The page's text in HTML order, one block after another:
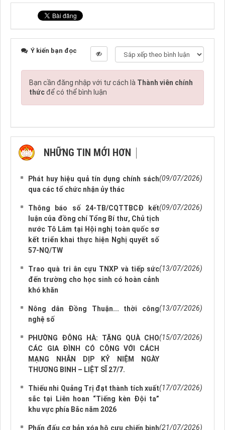
Ý kiến bạn đọc
Bạn cần đăng nhập với tư cách là Thành viên chính
thứcđể có thể bình luận
NHỮNG TIN MỚI HƠN
Phát huy hiệu quả tín dụng chính sách
qua các tổ chức nhận ủy thác
(09/07/2026)
Thông báo số 24-TB/CQTTBCĐ kết
luận của đồng chí Tổng Bí thư, Chủ tịch
nước Tô Lâm tại Hội nghị toàn quốc sơ
kết triển khai thực hiện Nghị quyết số
57-NQ/TW
(09/07/2026)
Trao quà tri ân cựu TNXP và tiếp sức
đến trường cho học sinh có hoàn cảnh
khó khăn
(13/07/2026)
Nông dân Đồng Thuận... thời công
nghệ số
(13/07/2026)
PHƯỜNG ĐÔNG HÀ: TẶNG QUÀ CHO
CÁC GIA ĐÌNH CÓ CÔNG VỚI CÁCH
MẠNG NHÂN DỊP KỶ NIỆM NGÀY
THƯƠNG BINH – LIỆT SĨ 27/7.
(15/07/2026)
Thiếu nhi Quảng Trị đạt thành tích xuất
sắc tại Liên hoan “Tiếng kèn Đội ta”
khu vực phía Bắc năm 2026
(17/07/2026)
Phấn đấu cơ bản xóa hộ cựu chiến binh(21/07/2026)